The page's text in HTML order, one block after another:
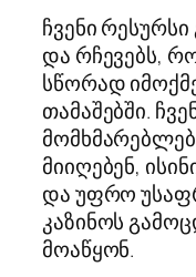
ჩვენი
და რჩევებს,
სწორად
თამაშებში.
მიიღებენ,
და უფრო
კაზინოს
მოაწყონ.